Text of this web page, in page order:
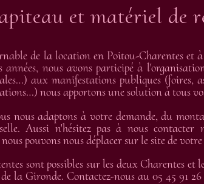
et matériel de
de la location en Poitou-Charentes et
années, nous avons participé à
aux manifestations publiques (foires,
nous apportons une solution à tous
nous adaptons à votre demande, du
Aussi n'hésitez pas à nous
pouvons nous déplacer sur le site de
sont possibles sur les deux Charentes et
la Gironde. Contactez-nous au 05 45 91